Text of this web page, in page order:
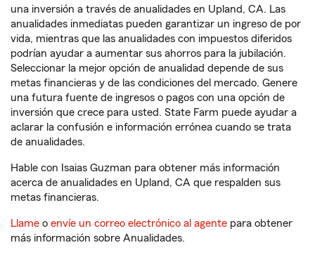
una inversión a través de anualidades en Upland, CA. Las
anualidades inmediatas pueden garantizar un ingreso de por
vida, mientras que las anualidades con impuestos diferidos
podrían ayudar a aumentar sus ahorros para la jubilación.
Seleccionar la mejor opción de anualidad depende de sus
metas financieras y de las condiciones del mercado. Genere
una futura fuente de ingresos o pagos con una opción de
inversión que crece para usted. State Farm puede ayudar a
aclarar la confusión e información errónea cuando se trata
de anualidades.
Hable con Isaias Guzman para obtener más información
acerca de anualidades en Upland, CA que respalden sus
metas financieras.
Llame o envíe un correo electrónico al agente para obtener
más información sobre Anualidades.